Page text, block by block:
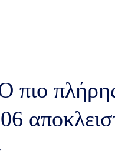
πλήρης